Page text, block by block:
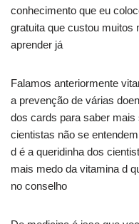
conhecimento que eu
gratuita que custou muitos
aprender já
Falamos anteriormente
a prevenção de várias
dos cards para saber
cientistas não se
d é a queridinha dos
mais medo da vitamina d
no conselho